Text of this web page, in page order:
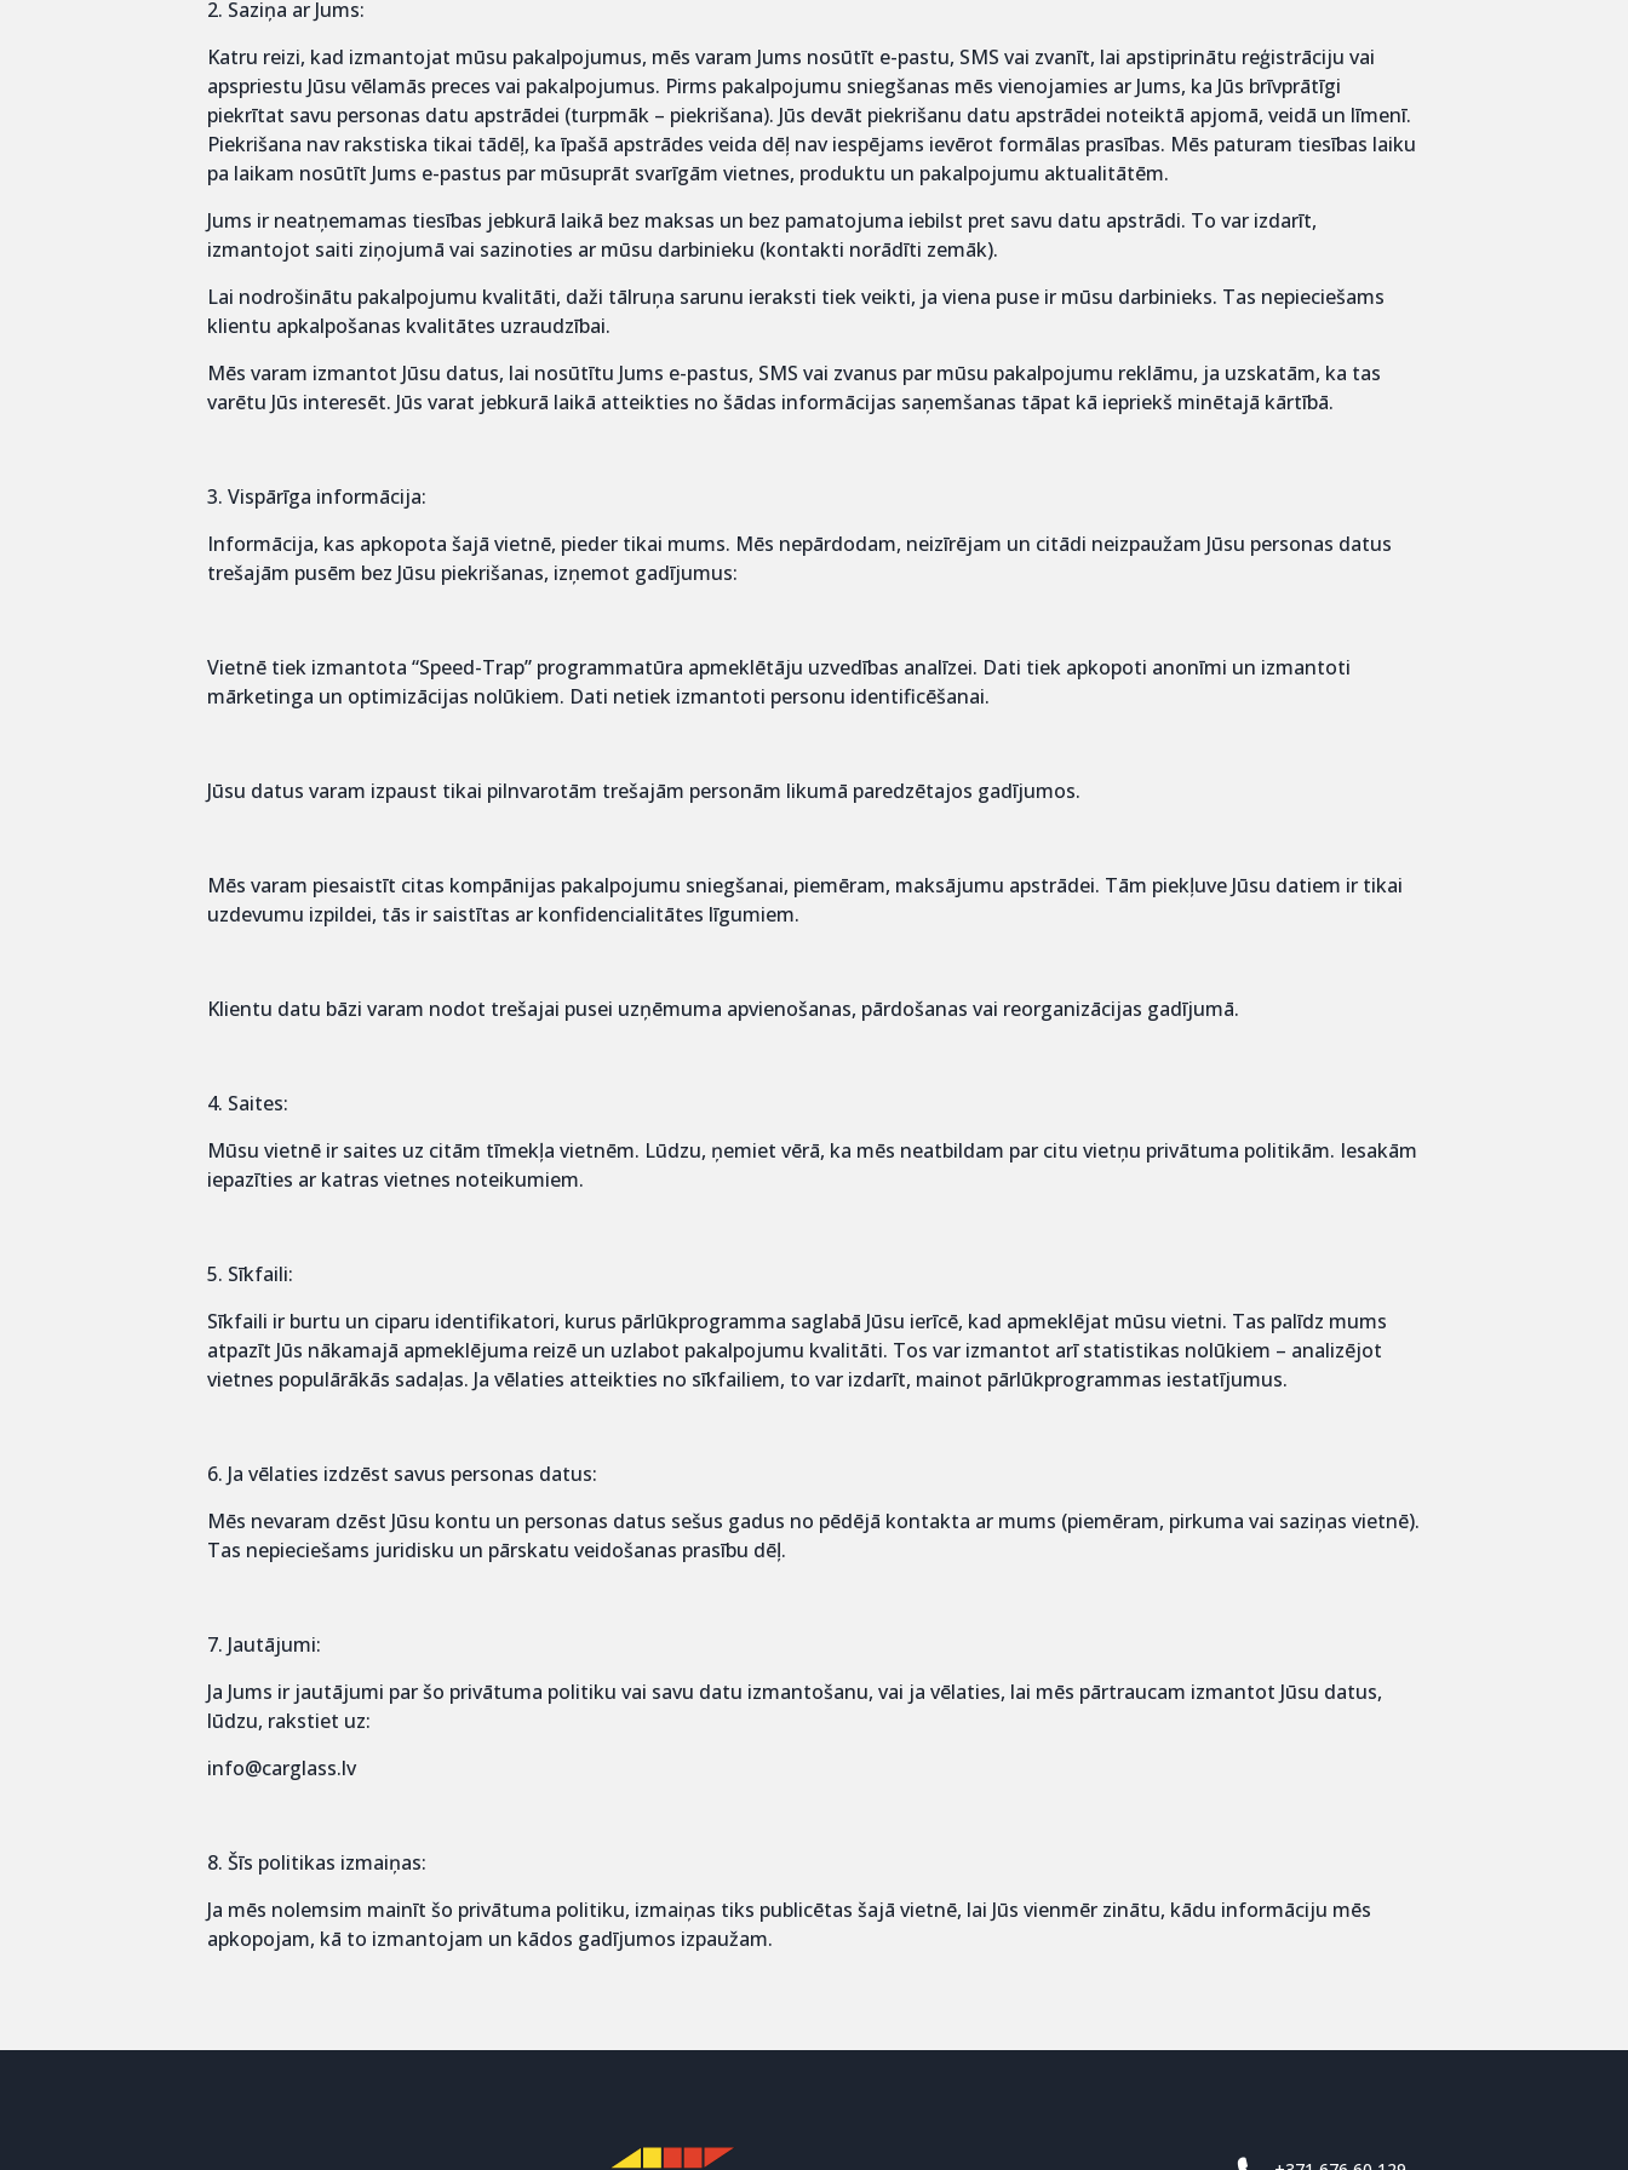
2. Saziņa ar Jums:
Katru reizi, kad izmantojat mūsu pakalpojumus, mēs varam Jums nosūtīt e-pastu, SMS vai zvanīt, lai apstiprinātu reģistrāciju vai
apspriestu Jūsu vēlamās preces vai pakalpojumus. Pirms pakalpojumu sniegšanas mēs vienojamies ar Jums, ka Jūs brīvprātīgi
piekrītat savu personas datu apstrādei (turpmāk – piekrišana). Jūs devāt piekrišanu datu apstrādei noteiktā apjomā, veidā un līmenī.
Piekrišana nav rakstiska tikai tādēļ, ka īpašā apstrādes veida dēļ nav iespējams ievērot formālas prasības. Mēs paturam tiesības laiku
pa laikam nosūtīt Jums e-pastus par mūsuprāt svarīgām vietnes, produktu un pakalpojumu aktualitātēm.
Jums ir neatņemamas tiesības jebkurā laikā bez maksas un bez pamatojuma iebilst pret savu datu apstrādi. To var izdarīt,
izmantojot saiti ziņojumā vai sazinoties ar mūsu darbinieku (kontakti norādīti zemāk).
Lai nodrošinātu pakalpojumu kvalitāti, daži tālruņa sarunu ieraksti tiek veikti, ja viena puse ir mūsu darbinieks. Tas nepieciešams
klientu apkalpošanas kvalitātes uzraudzībai.
Mēs varam izmantot Jūsu datus, lai nosūtītu Jums e-pastus, SMS vai zvanus par mūsu pakalpojumu reklāmu, ja uzskatām, ka tas
varētu Jūs interesēt. Jūs varat jebkurā laikā atteikties no šādas informācijas saņemšanas tāpat kā iepriekš minētajā kārtībā.
3. Vispārīga informācija:
Informācija, kas apkopota šajā vietnē, pieder tikai mums. Mēs nepārdodam, neizīrējam un citādi neizpaužam Jūsu personas datus
trešajām pusēm bez Jūsu piekrišanas, izņemot gadījumus:
Vietnē tiek izmantota “Speed-Trap” programmatūra apmeklētāju uzvedības analīzei. Dati tiek apkopoti anonīmi un izmantoti
mārketinga un optimizācijas nolūkiem. Dati netiek izmantoti personu identificēšanai.
Jūsu datus varam izpaust tikai pilnvarotām trešajām personām likumā paredzētajos gadījumos.
Mēs varam piesaistīt citas kompānijas pakalpojumu sniegšanai, piemēram, maksājumu apstrādei. Tām piekļuve Jūsu datiem ir tikai
uzdevumu izpildei, tās ir saistītas ar konfidencialitātes līgumiem.
Klientu datu bāzi varam nodot trešajai pusei uzņēmuma apvienošanas, pārdošanas vai reorganizācijas gadījumā.
4. Saites:
Mūsu vietnē ir saites uz citām tīmekļa vietnēm. Lūdzu, ņemiet vērā, ka mēs neatbildam par citu vietņu privātuma politikām. Iesakām
iepazīties ar katras vietnes noteikumiem.
5. Sīkfaili:
Sīkfaili ir burtu un ciparu identifikatori, kurus pārlūkprogramma saglabā Jūsu ierīcē, kad apmeklējat mūsu vietni. Tas palīdz mums
atpazīt Jūs nākamajā apmeklējuma reizē un uzlabot pakalpojumu kvalitāti. Tos var izmantot arī statistikas nolūkiem – analizējot
vietnes populārākās sadaļas. Ja vēlaties atteikties no sīkfailiem, to var izdarīt, mainot pārlūkprogrammas iestatījumus.
6. Ja vēlaties izdzēst savus personas datus:
Mēs nevaram dzēst Jūsu kontu un personas datus sešus gadus no pēdējā kontakta ar mums (piemēram, pirkuma vai saziņas vietnē).
Tas nepieciešams juridisku un pārskatu veidošanas prasību dēļ.
7. Jautājumi:
Ja Jums ir jautājumi par šo privātuma politiku vai savu datu izmantošanu, vai ja vēlaties, lai mēs pārtraucam izmantot Jūsu datus,
lūdzu, rakstiet uz:
info@carglass.lv
8. Šīs politikas izmaiņas:
Ja mēs nolemsim mainīt šo privātuma politiku, izmaiņas tiks publicētas šajā vietnē, lai Jūs vienmēr zinātu, kādu informāciju mēs
apkopojam, kā to izmantojam un kādos gadījumos izpaužam.